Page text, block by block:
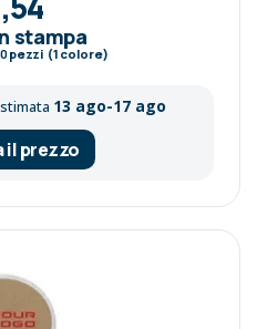
stampa
pezzi (1 colore)
13 ago-17 ago
il prezzo